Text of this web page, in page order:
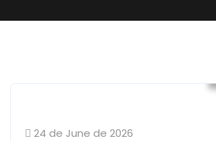
24 de June de 2026